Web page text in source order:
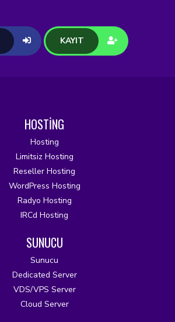
KAYIT
HOSTİNG
Hosting
Limitsiz Hosting
Reseller Hosting
WordPress Hosting
Radyo Hosting
IRCd Hosting
SUNUCU
Sunucu
Dedicated Server
VDS/VPS Server
Cloud Server